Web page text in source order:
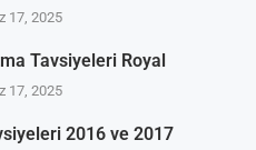
17, 2025
Tavsiyeleri Royal
17, 2025
2016 ve 2017